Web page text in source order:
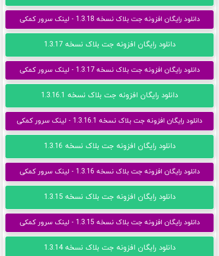
دانلود رایگان افزونه جت بلاک نسخه 1.3.18 - لینک سرور کمکی
دانلود رایگان افزونه جت بلاک نسخه 1.3.17
دانلود رایگان افزونه جت بلاک نسخه 1.3.17 - لینک سرور کمکی
دانلود رایگان افزونه جت بلاک نسخه 1.3.16.1
دانلود رایگان افزونه جت بلاک نسخه 1.3.16.1 - لینک سرور کمکی
دانلود رایگان افزونه جت بلاک نسخه 1.3.16
دانلود رایگان افزونه جت بلاک نسخه 1.3.16 - لینک سرور کمکی
دانلود رایگان افزونه جت بلاک نسخه 1.3.15
دانلود رایگان افزونه جت بلاک نسخه 1.3.15 - لینک سرور کمکی
دانلود رایگان افزونه جت بلاک نسخه 1.3.14